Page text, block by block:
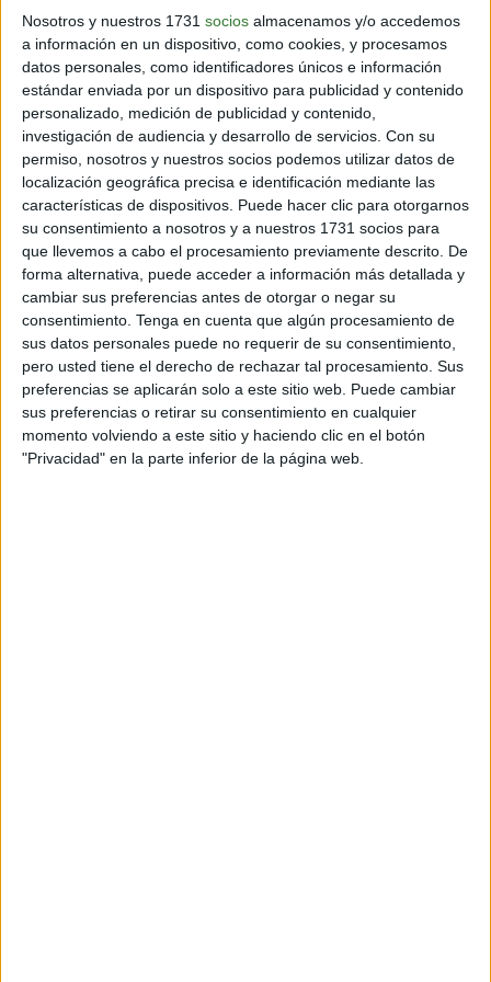
Nosotros y nuestros 1731 socios almacenamos y/o accedemos
a información en un dispositivo, como cookies, y procesamos
datos personales, como identificadores únicos e información
estándar enviada por un dispositivo para publicidad y contenido
personalizado, medición de publicidad y contenido,
investigación de audiencia y desarrollo de servicios. Con su
permiso, nosotros y nuestros socios podemos utilizar datos de
localización geográfica precisa e identificación mediante las
características de dispositivos. Puede hacer clic para otorgarnos
su consentimiento a nosotros y a nuestros 1731 socios para
que llevemos a cabo el procesamiento previamente descrito. De
forma alternativa, puede acceder a información más detallada y
cambiar sus preferencias antes de otorgar o negar su
consentimiento. Tenga en cuenta que algún procesamiento de
sus datos personales puede no requerir de su consentimiento,
pero usted tiene el derecho de rechazar tal procesamiento. Sus
preferencias se aplicarán solo a este sitio web. Puede cambiar
sus preferencias o retirar su consentimiento en cualquier
momento volviendo a este sitio y haciendo clic en el botón
"Privacidad" en la parte inferior de la página web.
serán nuestros grisines. Con la ayuda de una brocha de cocina,
tienes que pintar cada uno de ellos con mantequilla, y luego
colocarlos en una rejilla de horno con papel para hornear. Sobre
encima de cada palito, puedes poner un poco de salsa de pesto
casera y el queso parmesano rallado.Por último, hornea a 200
grados durante unos 15 minutos hasta que estén doraditos y
acompaña con tu salsa favorita!
Fuente> Recetin
Comparte en redes sociales:
Guardar
SUSCRÍBETE AL NEWSLETTER Y
SÉ PARTE DEL CAMBIO